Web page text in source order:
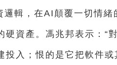
輯，在AI顛覆一切情緒
資產。馮兆邦表示：“
入；恨的是它把軟件或